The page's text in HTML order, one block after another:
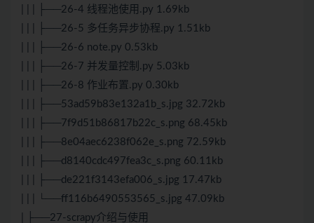
| | | ├──26-4 线程池使用.py 1.69kb
| | | ├──26-5 多任务异步协程.py 1.51kb
| | | ├──26-6 note.py 0.53kb
| | | ├──26-7 并发量控制.py 5.03kb
| | | ├──26-8 作业布置.py 0.30kb
| | | ├──53ad59b83e132a1b_s.jpg 32.72kb
| | | ├──7f9d51b86817b22c_s.png 68.45kb
| | | ├──8e04aec6238f062e_s.png 72.59kb
| | | ├──d8140cdc497fea3c_s.png 60.11kb
| | | ├──de221f3143efa006_s.jpg 17.47kb
| | | └──ff116b6490553565_s.jpg 47.09kb
| ├──27-scrapy介绍与使用